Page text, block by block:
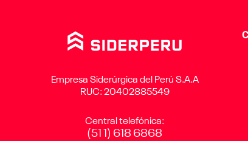
Empresa Siderúrgica del Perú S.A.A
RUC: 20402885549
Central telefónica:
(51 1) 618 6868